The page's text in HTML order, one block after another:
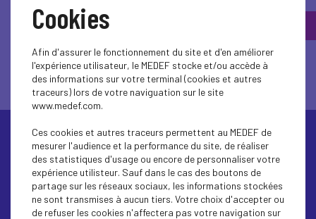
Salariés pas prévenus,
entreprise pas vendue
Contactez-nous
Cookies
Afin d'assurer le fonctionnement du site et d'en améliorer
l'expérience utilisateur, le MEDEF stocke et/ou accède à
des informations sur votre terminal (cookies et autres
traceurs) lors de votre naviguation sur le site
www.medef.com.
Ces cookies et autres traceurs permettent au MEDEF de
mesurer l'audience et la performance du site, de réaliser
des statistiques d'usage ou encore de personnaliser votre
expérience utilisteur. Sauf dans le cas des boutons de
partage sur les réseaux sociaux, les informations stockées
ne sont transmises à aucun tiers. Votre choix d'accepter ou
de refuser les cookies n'affectera pas votre navigation sur